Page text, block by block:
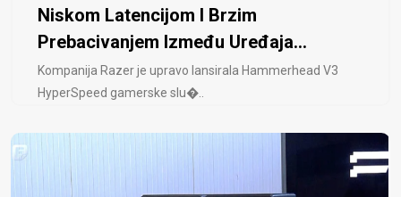
Niskom Latencijom I Brzim
Prebacivanjem Između Uređaja...
Kompanija Razer je upravo lansirala Hammerhead V3
HyperSpeed ​​gamerske slu�..